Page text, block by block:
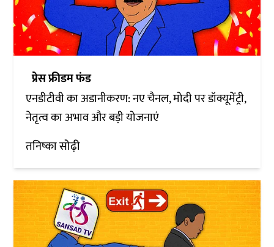
प्रेस फ्रीडम फंड
एनडीटीवी का अडानीकरण: नए चैनल, मोदी पर डॉक्यूमेंट्री,
नेतृत्व का अभाव और बड़ी योजनाएं
तनिष्का सोढ़ी